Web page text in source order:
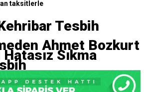
taksitlerle
Tesbih
Ahmet Bozkurt
Hatasız Sıkma